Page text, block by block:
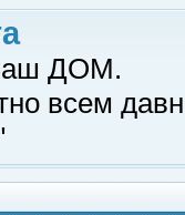
ДОМ.
всем